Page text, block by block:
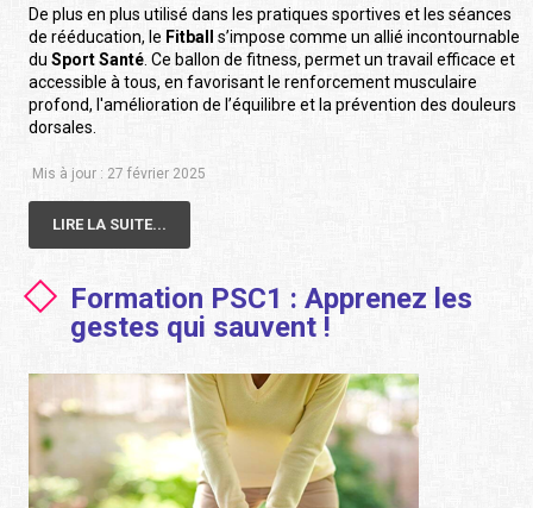
De plus en plus utilisé dans les pratiques sportives et les séances
de rééducation, le Fitball
s’impose comme un allié incontournable
du Sport Santé. Ce ballon de fitness, permet un travail efficace et
accessible à tous, en favorisant le renforcement musculaire
profond, l'amélioration de l’équilibre et la prévention des douleurs
dorsales.
Mis à jour : 27 février 2025
LIRE LA SUITE...
Formation PSC1 : Apprenez les
gestes qui sauvent !